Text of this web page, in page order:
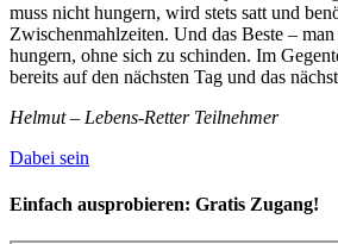
muss nicht hungern, wird stets satt und
Zwischenmahlzeiten. Und das Beste –
hungern, ohne sich zu schinden. Im
bereits auf den nächsten Tag und das
Helmut – Lebens-Retter Teilnehmer
Dabei sein
Einfach ausprobieren: Gratis Zugang!